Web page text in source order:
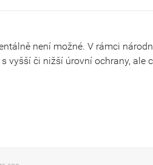
není možné. V rámci
vyšší či nižší úrovní ochrany, ale